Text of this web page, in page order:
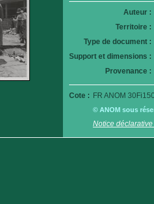
Auteur :
Territoire :
Type de document :
Support et dimensions :
Provenance :
Cote : FR ANOM
© ANOM sous
Notice